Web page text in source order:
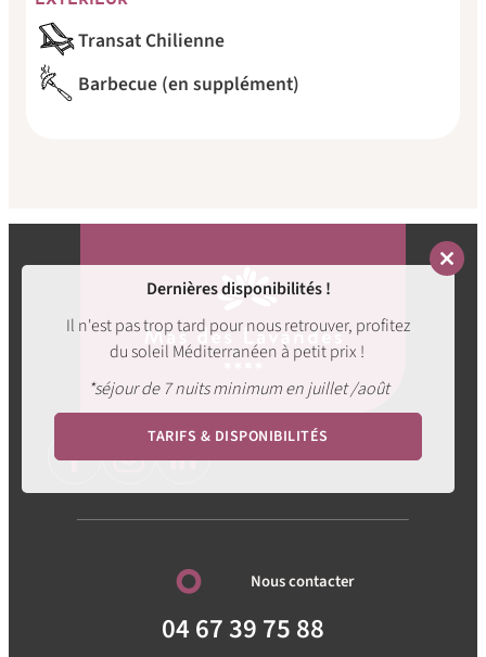
Transat Chilienne
Barbecue (en supplément)
Nous contacter
04 67 39 75 88
Close
Dernières disponibilités !
Il n'est pas trop tard pour nous retrouver, profitez
du soleil Méditerranéen à petit prix !
*séjour de 7 nuits minimum en juillet /août
TARIFS & DISPONIBILITÉS